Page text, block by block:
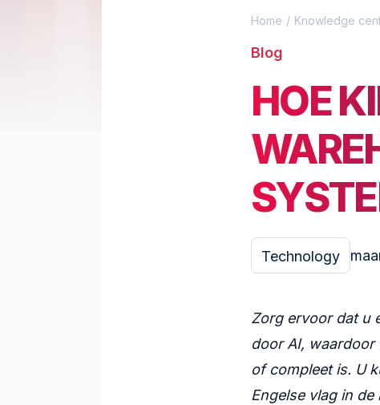
Home Knowledge
Blog
HOE
Technology
Zorg ervoor dat u
door AI,
of compleet is. U
Engelse vlag in